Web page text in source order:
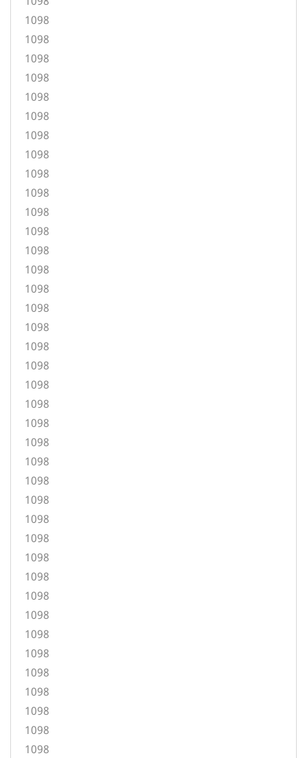
1098
1098
1098
1098
1098
1098
1098
1098
1098
1098
1098
1098
1098
1098
1098
1098
1098
1098
1098
1098
1098
1098
1098
1098
1098
1098
1098
1098
1098
1098
1098
1098
1098
1098
1098
1098
1098
1098
1098